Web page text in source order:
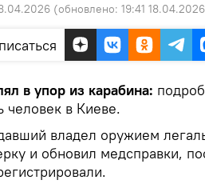
(обновлено: 19:41 18.04.2026
в упор из карабина:
человек в Киеве.
владел оружием
и обновил медсправки,